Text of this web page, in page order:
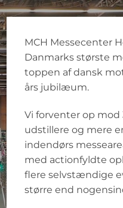
MCH Messecenter
Danmarks største
toppen af dansk
års jubilæum.
Vi forventer op mod
udstillere og mere
indendørs
med actionfyldte
flere selvstændige
større end